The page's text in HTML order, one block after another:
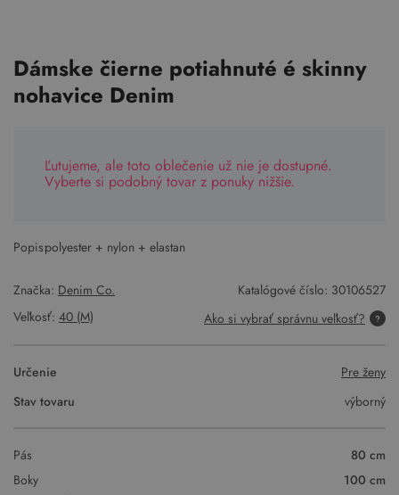
Dámske čierne potiahnuté é skinny
nohavice Denim
Ľutujeme, ale toto oblečenie už nie je dostupné.
Vyberte si podobný tovar z ponuky nižšie.
Popis:polyester + nylon + elastan
Značka: Denim Co. Katalógové číslo: 30106527
Veľkosť: 40 (M) Ako si vybrať správnu veľkosť?
Určenie
Pre ženy
Stav tovaru
výborný
Pás
80 cm
Boky
100 cm